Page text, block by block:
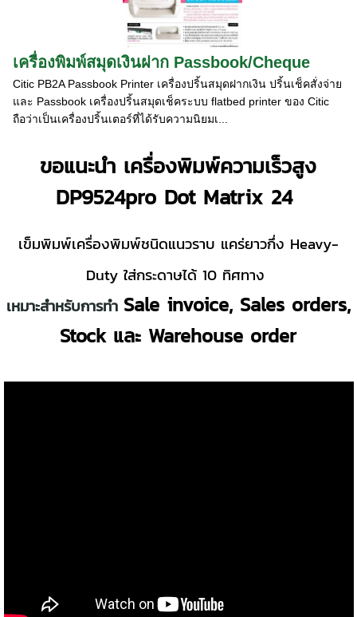
เครื่องพิมพ์สมุดเงินฝาก Passbook/Cheque
Citic PB2A Passbook Printer เครื่องปริ้นสมุดฝากเงิน ปริ้นเช็คสั่งจ่าย
และ Passbook เครื่องปริ้นสมุดเช็คระบบ flatbed printer ของ Citic
ถือว่าเป็นเครื่องปริ้นเตอร์ที่ได้รับความนิยมเ...
ขอแนะนำ เครื่องพิมพ์ความเร็วสูง
DP9524pro Dot Matrix 24
เข็มพิมพ์เครื่องพิมพ์ชนิดแนวราบ แคร่ยาวกึ่ง Heavy-
Duty ใส่กระดาษได้ 10 ทิศทาง
เหมาะสำหรับการทำ Sale invoice, Sales orders,
Stockและ Warehouse order